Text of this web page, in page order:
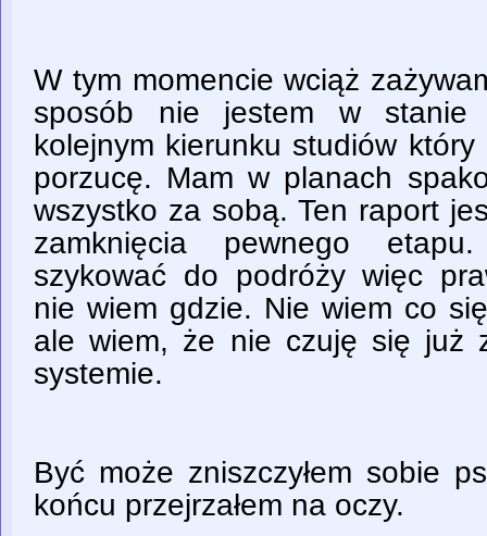
W tym momencie wciąż
sposób nie jestem w stanie
kolejnym kierunku studiów
porzucę. Mam w planach
wszystko za sobą. Ten raport
zamknięcia pewnego
szykować do podróży więc
nie wiem gdzie. Nie wiem co
ale wiem, że nie czuję się już
systemie.
Być może zniszczyłem sobie
końcu przejrzałem na oczy.